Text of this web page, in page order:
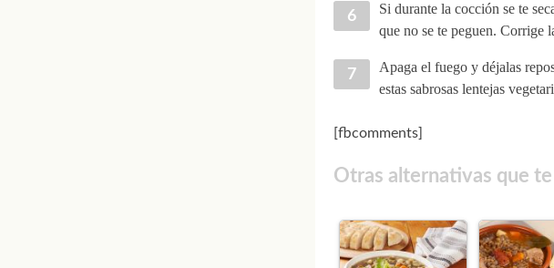
Si durante la cocción se te
que no se te peguen. Corrige
Apaga el fuego y déjalas
estas sabrosas lentejas
[fbcomments]
Otras alternativas que